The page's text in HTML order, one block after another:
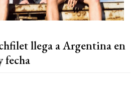
llega a Argentina en
fecha